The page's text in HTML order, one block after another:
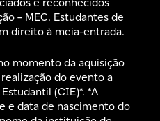
– MEC. Estudantes de
direito à meia-entrada.
momento da aquisição
do evento a
(CIE)*. *A
e data de nascimento do